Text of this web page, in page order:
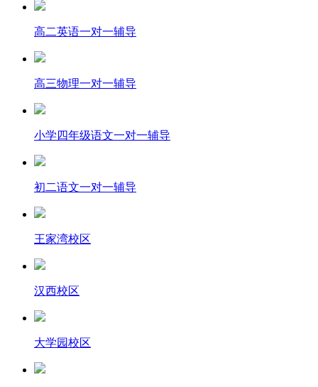
高二英语一对一辅导
高三物理一对一辅导
小学四年级语文一对一辅导
初二语文一对一辅导
王家湾校区
汉西校区
大学园校区